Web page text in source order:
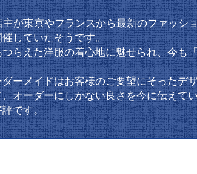
が東京やフランスから最新のファッシ
していたそうです。
らえた洋服の着心地に魅せられ、今も
ーメイドはお客様のご要望にそったデ
オーダーにしかない良さを今に伝えて
です。